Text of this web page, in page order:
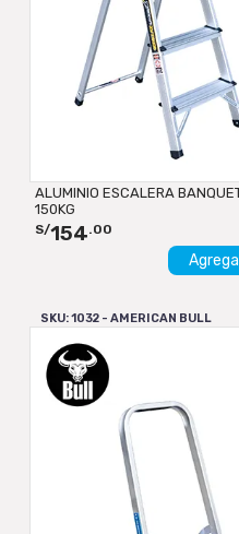
ALUMINIO ESCALERA
150KG
S/154.00
SKU: 1032 - AMERICAN BULL